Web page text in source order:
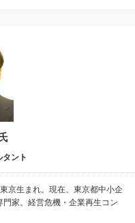
ント
京生まれ。現在、東京都中小企
家。経営危機・企業再生コン